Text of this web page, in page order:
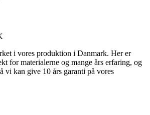
i vores produktion i Danmark. Her er
for materialerne og mange års erfaring, og
vi kan give 10 års garanti på vores